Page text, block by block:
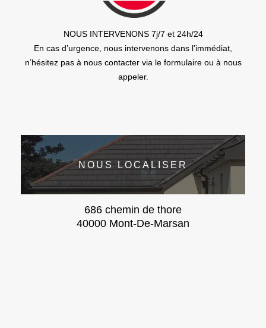
NOUS INTERVENONS 7j/7 et 24h/24
En cas d’urgence, nous intervenons dans l’immédiat,
n’hésitez pas à nous contacter via le formulaire ou à nous
appeler.
NOUS LOCALISER
686 chemin de thore
40000 Mont-De-Marsan